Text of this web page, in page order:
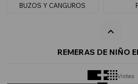
BUZOS Y CANGUROS
REMERAS DE NIÑO
Vistas